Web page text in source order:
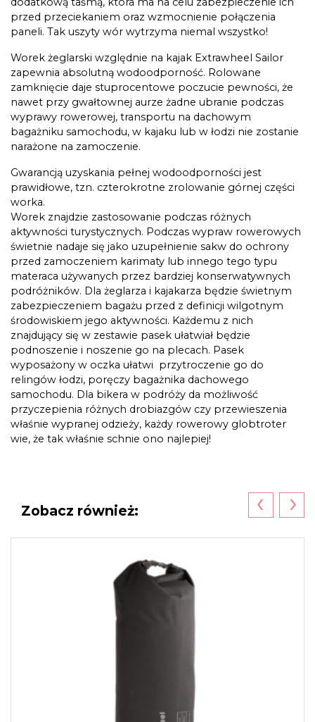
przed przeciekaniem oraz wzmocnienie połączenia
paneli. Tak uszyty wór wytrzyma niemal wszystko!
Worek żeglarski względnie na kajak Extrawheel Sailor
zapewnia absolutną wodoodporność. Rolowane
zamknięcie daje stuprocentowe poczucie pewności, że
nawet przy gwałtownej aurze żadne ubranie podczas
wyprawy rowerowej, transportu na dachowym
bagażniku samochodu, w kajaku lub w łodzi nie zostanie
narażone na zamoczenie.
Gwarancją uzyskania pełnej wodoodporności jest
prawidłowe, tzn. czterokrotne zrolowanie górnej części
worka.
Worek znajdzie zastosowanie podczas różnych
aktywności turystycznych. Podczas wypraw rowerowych
świetnie nadaje się jako uzupełnienie sakw do ochrony
przed zamoczeniem karimaty lub innego tego typu
materaca używanych przez bardziej konserwatywnych
podróżników. Dla żeglarza i kajakarza będzie świetnym
zabezpieczeniem bagażu przed z definicji wilgotnym
środowiskiem jego aktywności. Każdemu z nich
znajdujący się w zestawie pasek ułatwiał będzie
podnoszenie i noszenie go na plecach. Pasek
wyposażony w oczka ułatwi przytroczenie go do
relingów łodzi, poręczy bagażnika dachowego
samochodu. Dla bikera w podróży da możliwość
przyczepienia różnych drobiazgów czy przewieszenia
właśnie wypranej odzieży, każdy rowerowy globtroter
wie, że tak właśnie schnie ono najlepiej!
Zobacz również: ‹ ›